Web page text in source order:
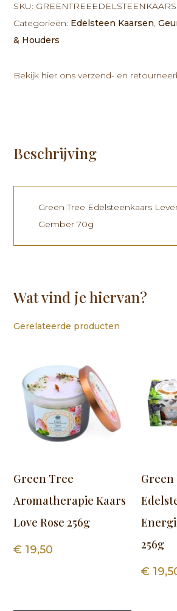
SKU:
Categorieën: Edelsteen Kaarsen,
& Houders
Bekijk hier ons verzend- en
Beschrijving
Green Tree Edelsteenkaars
Gember 70g
Wat vind je hiervan?
Gerelateerde producten
Green Tree
Aromatherapie Kaars
Love Rose 256g
€ 19,50
Green
256g
€